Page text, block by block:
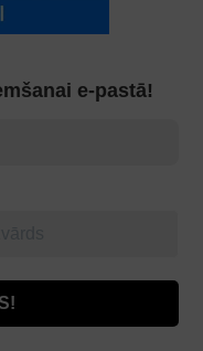
e-pastā!